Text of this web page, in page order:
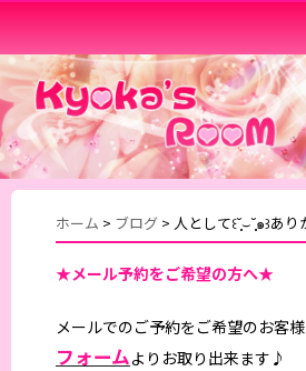
ホーム > ブログ > 人として꒰˘̩̩̩⌣˘̩̩̩๑꒱あ
★メール予約をご希望の方へ★
メールでのご予約をご希望のお客
フォームよりお取り出来ます♪